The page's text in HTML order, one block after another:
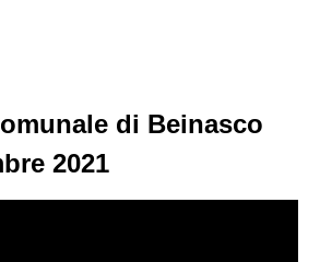
di Beinasco
2021